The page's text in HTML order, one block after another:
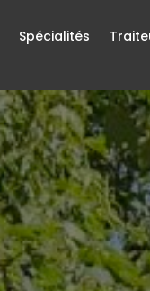
Spécialités